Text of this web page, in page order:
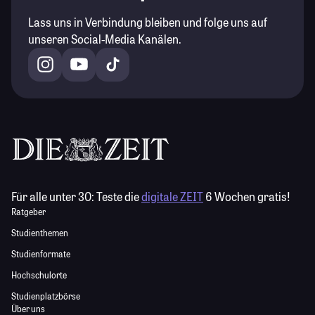
Lass uns in Verbindung bleiben und folge uns auf
unseren Social-Media Kanälen.
Für alle unter 30:Teste diedigitale ZEIT6 Wochen gratis!
Ratgeber
Studienthemen
Studienformate
Hochschulorte
Studienplatzbörse
Über uns